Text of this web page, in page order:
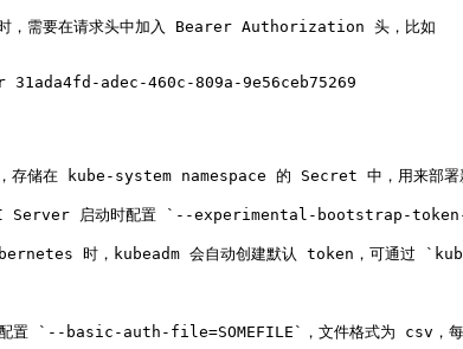
，需要在请求头中加入 Bearer Authorization 头，比如
adec-460c-809a-9e56ceb75269
存储在 kube-system namespace 的 Secret 中，用来部
Server 启动时配置 `--experimental-bootstrap-
时，kubeadm 会自动创建默认 token，可通过
置 `--basic-auth-file=SOMEFILE`，文件格式为 csv，